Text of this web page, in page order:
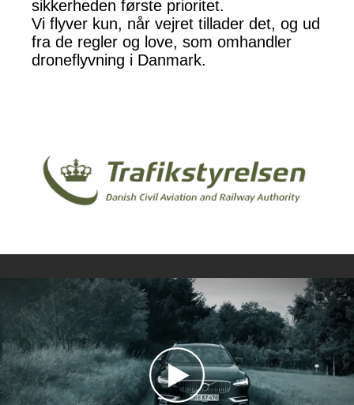
sikkerheden første prioritet.
Vi flyver kun, når vejret tillader det, og ud
fra de regler og love, som omhandler
droneflyvning i Danmark.